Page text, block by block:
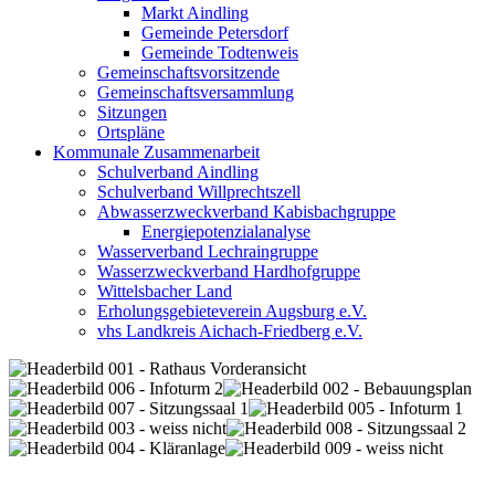
Markt Aindling
Gemeinde Petersdorf
Gemeinde Todtenweis
Gemeinschaftsvorsitzende
Gemeinschaftsversammlung
Sitzungen
Ortspläne
Kommunale Zusammenarbeit
Schulverband Aindling
Schulverband Willprechtszell
Abwasserzweckverband Kabisbachgruppe
Energiepotenzialanalyse
Wasserverband Lechraingruppe
Wasserzweckverband Hardhofgruppe
Wittelsbacher Land
Erholungsgebieteverein Augsburg e.V.
vhs Landkreis Aichach-Friedberg e.V.